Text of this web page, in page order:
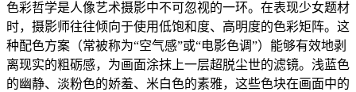
色彩哲学是人像艺术摄影中不可忽视的一环。在表现少女题材
时，摄影师往往倾向于使用低饱和度、高明度的色彩矩阵。这
种配色方案（常被称为“空气感”或“电影色调”）能够有效地剥
离现实的粗砺感，为画面涂抹上一层超脱尘世的滤镜。浅蓝色
的幽静、淡粉色的娇羞、米白色的素雅，这些色块在画面中的